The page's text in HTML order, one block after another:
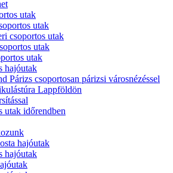
utak
utak
csoportos utak
utak
utak
hajóutak
Párizs csoportosan párizsi városnézéssel
Lappföldön
utak időrendben
hajóutak
hajóutak